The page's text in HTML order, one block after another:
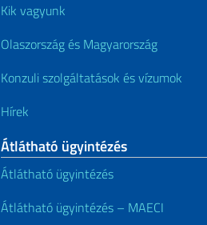
Gépjárművek és vezetői
engedélyek
Konzuli nyilvántartás és egyéb
Kik vagyunk
Olaszország és Magyarország
Konzuli szolgáltatások és vízumok
Hírek
Átlátható ügyintézés
Átlátható ügyintézés
Átlátható ügyintézés – MAECI